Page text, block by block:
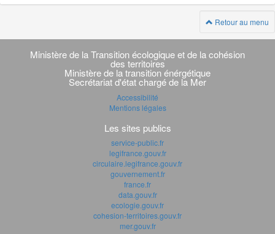
Retour au menu
Navigation
transverse
Ministère de la Transition écologique et de la cohésion
des territoires
Ministère de la transition énérgétique
Secrétariat d'état chargé de la Mer
Accessibilité
Mentions légales
Les sites publics
service-public.fr
legifrance.gouv.fr
circulaire.legifrance.gouv.fr
gouvernement.fr
france.fr
data.gouv.fr
ecologie.gouv.fr
cohesion-territoires.gouv.fr
mer.gouv.fr